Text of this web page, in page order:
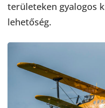
területeken gyalogos
lehetőség.